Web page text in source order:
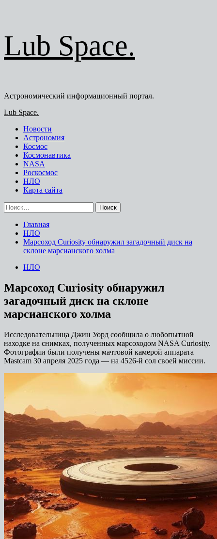
содержимому
Lub Space.
Астрономический информационный портал.
Основное
Lub Space.
Новости
Астрономия
Космос
Космонавтика
NASA
Роскосмос
НЛО
Карта сайта
Найти:
Главная
НЛО
Марсоход Curiosity обнаружил загадочный диск на
склоне марсианского холма
НЛО
Марсоход Curiosity обнаружил
загадочный диск на склоне
марсианского холма
Исследовательница Джин Уорд сообщила о любопытной
находке на снимках, полученных марсоходом NASA Curiosity.
Фотографии были получены мачтовой камерой аппарата
Mastcam 30 апреля 2025 года — на 4526-й сол своей миссии.